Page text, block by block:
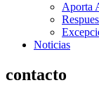
Aporta
Noticias
contacto